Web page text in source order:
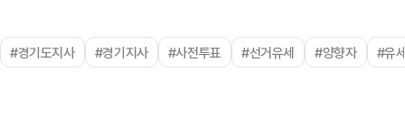
#경기도지사 #경기지사 #사전투표 #선거유세 #양향자 #유